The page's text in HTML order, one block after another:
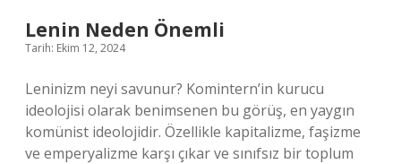
Lenin Neden Önemli
Tarih: Ekim 12, 2024
Leninizm neyi savunur? Komintern’in kurucu
ideolojisi olarak benimsenen bu görüş, en yaygın
komünist ideolojidir. Özellikle kapitalizme, faşizme
ve emperyalizme karşı çıkar ve sınıfsız bir toplum